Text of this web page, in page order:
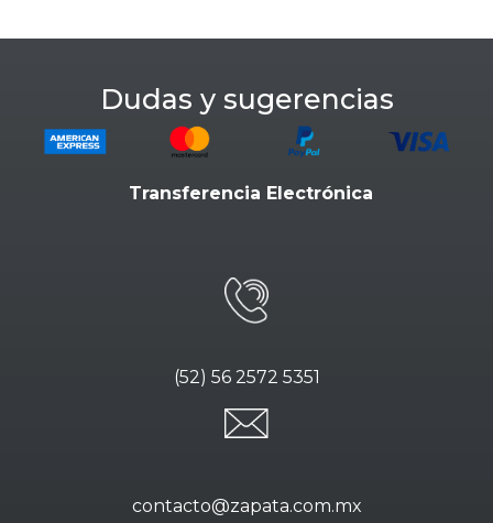
Dudas y sugerencias
Transferencia Electrónica
(52) 56 2572 5351
contacto@zapata.com.mx